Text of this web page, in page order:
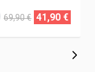
69,90 € 41,90 €